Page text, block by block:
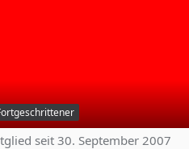
seit 30. September 2007